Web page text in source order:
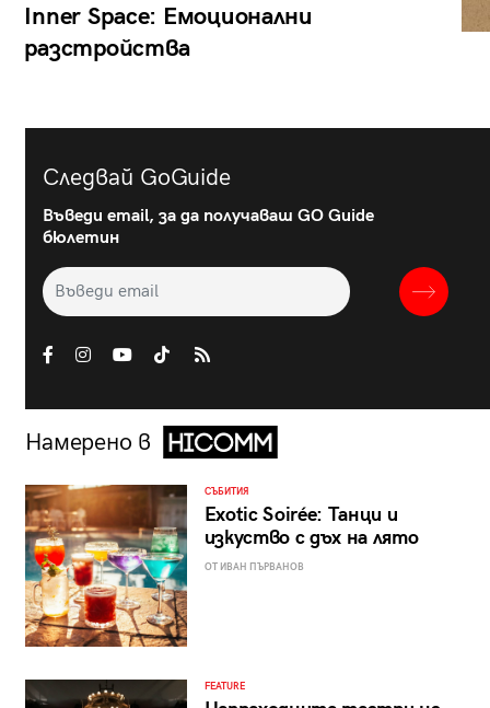
Inner Space: Емоционални
разстройства
Следвай GoGuide
Въведи email, за да получаваш GO Guide
бюлетин
Намерено в
СЪБИТИЯ
Exotic Soirée: Танци и
изкуство с дъх на лято
ОТ ИВАН ПЪРВАНОВ
FEATURE